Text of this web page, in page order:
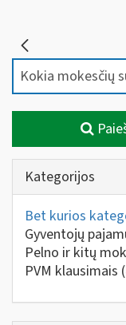
Kategorijos
Bet kurios
Gyventojų
Pelno ir kitų
PVM klausimais